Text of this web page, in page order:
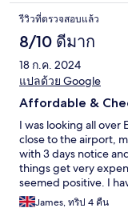
turned out to make a
no way a 4 star at
cheap and cheerful
about the food as
& Helen Lincolnshire
รีวิวที่ตรวจสอบแล้ว
8/10 ดีมาก
18 ก.ค. 2024
แปลด้วย Google
Affordable &
I was looking all over
close to the airport,
with 3 days notice
things get very
seemed positive. I
the cost of the
money well spent.
James, ทริป 4 คืน